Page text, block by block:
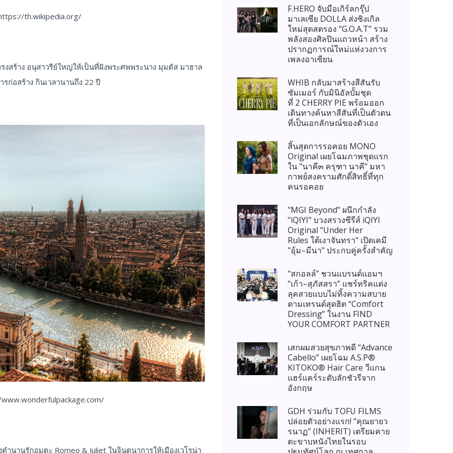
th.wikipedia.org/
สร้าง อนุสาวรีย์ใหญ่ให้เป็นที่ฝังพระศพพระนาง มุมตัส มาฮาล
ก่อสร้าง กินเวลานานถึง 22 ปี
านานรักอมตะ Romeo & Juliet ในจินตนาการให้เมืองเวโรน่า
F.HERO จับมือเกิร์ลกรุ๊ป
มาเลเซีย DOLLA ส่งซิงเกิล
ใหม่สุดสตรอง “G.O.A.T” รวม
พลังสองศิลปินแถวหน้า สร้าง
ปรากฏการณ์ใหม่แห่งวงการ
เพลงอาเซียน
WHIB กลับมาสร้างสีสันรับ
ซัมเมอร์ กับมินิอัลบั้มชุด
ที่ 2 CHERRY PIE พร้อมออก
เดินทางค้นหาสีสันที่เป็นตัวตน
ที่เป็นเอกลักษณ์ของตัวเอง
สิ้นสุดการรอคอย MONO
Original เผยโฉมภาพชุดแรก
ใน "นาคี๓ ครุฑา นาคี" มหา
กาพย์สงครามศักดิ์สิทธิ์ที่ทุก
คนรอคอย
"MGI Beyond" ผนึกกำลัง
"iQIYI" บวงสรวงซีรีส์ iQIYI
Original "Under Her
Rules ใต้เงาจันทรา" เปิดเคมี
"อุ้ม–มีนา" ประกบคู่ครั้งสำคัญ
“สกอลล์” ชวนแบรนด์แอมฯ
“เก้า–สุภัสสรา” แชร์ทริคแต่ง
ลุคสวยแบบไม่ทิ้งความสบาย
ตามเทรนด์สุดฮิต “Comfort
Dressing” ในงาน FIND
YOUR COMFORT PARTNER
เสกผมสวยสุขภาพดี “Advance
Cabello” เผยโฉม A.S.P®
KITOKO® Hair Care วีแกน
แฮร์แคร์ระดับลักชัวรีจาก
อังกฤษ
GDH ร่วมกับ TOFU FILMS
ปล่อยตัวอย่างแรก! “คุณยายว
รนาฏ” (INHERIT) เตรียมคาย
ตะขาบหนังไทยในรอบ